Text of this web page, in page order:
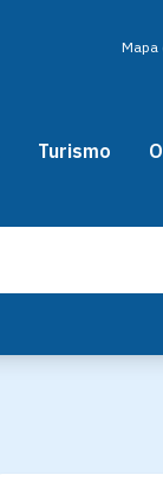
Mapa
Turismo